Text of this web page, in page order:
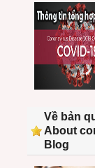
Về bản
About
Blog